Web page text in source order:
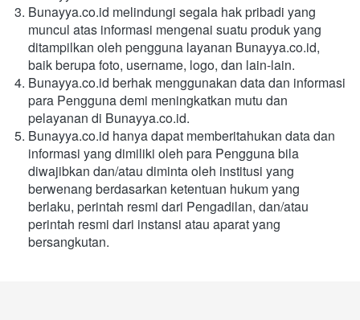
Bunayya.co.id melindungi segala hak pribadi yang
muncul atas informasi mengenai suatu produk yang
ditampilkan oleh pengguna layanan Bunayya.co.id,
baik berupa foto, username, logo, dan lain-lain.
Bunayya.co.id berhak menggunakan data dan informasi
para Pengguna demi meningkatkan mutu dan
pelayanan di Bunayya.co.id.
Bunayya.co.id hanya dapat memberitahukan data dan
informasi yang dimiliki oleh para Pengguna bila
diwajibkan dan/atau diminta oleh institusi yang
berwenang berdasarkan ketentuan hukum yang
berlaku, perintah resmi dari Pengadilan, dan/atau
perintah resmi dari instansi atau aparat yang
bersangkutan.